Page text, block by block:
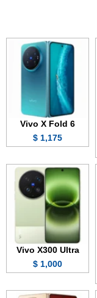
Vivo X Fold 6
1,175 $
Vivo X300 Ultra
1,000 $